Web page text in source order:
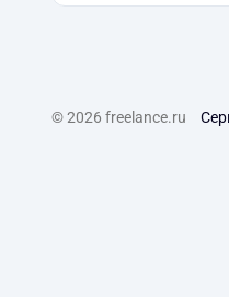
© 2026 freelance.ru